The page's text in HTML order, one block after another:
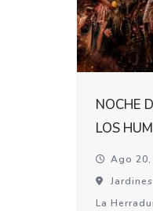
NOCHE
LOS
Ago 20,
La